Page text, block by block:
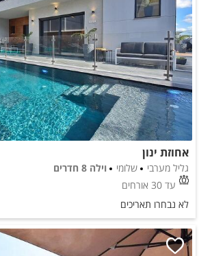
אחוזת ינון
גליל מערבי שלומי
וילה 8 חדרים
עד 30 אורחים
לא נבחרו תאריכים